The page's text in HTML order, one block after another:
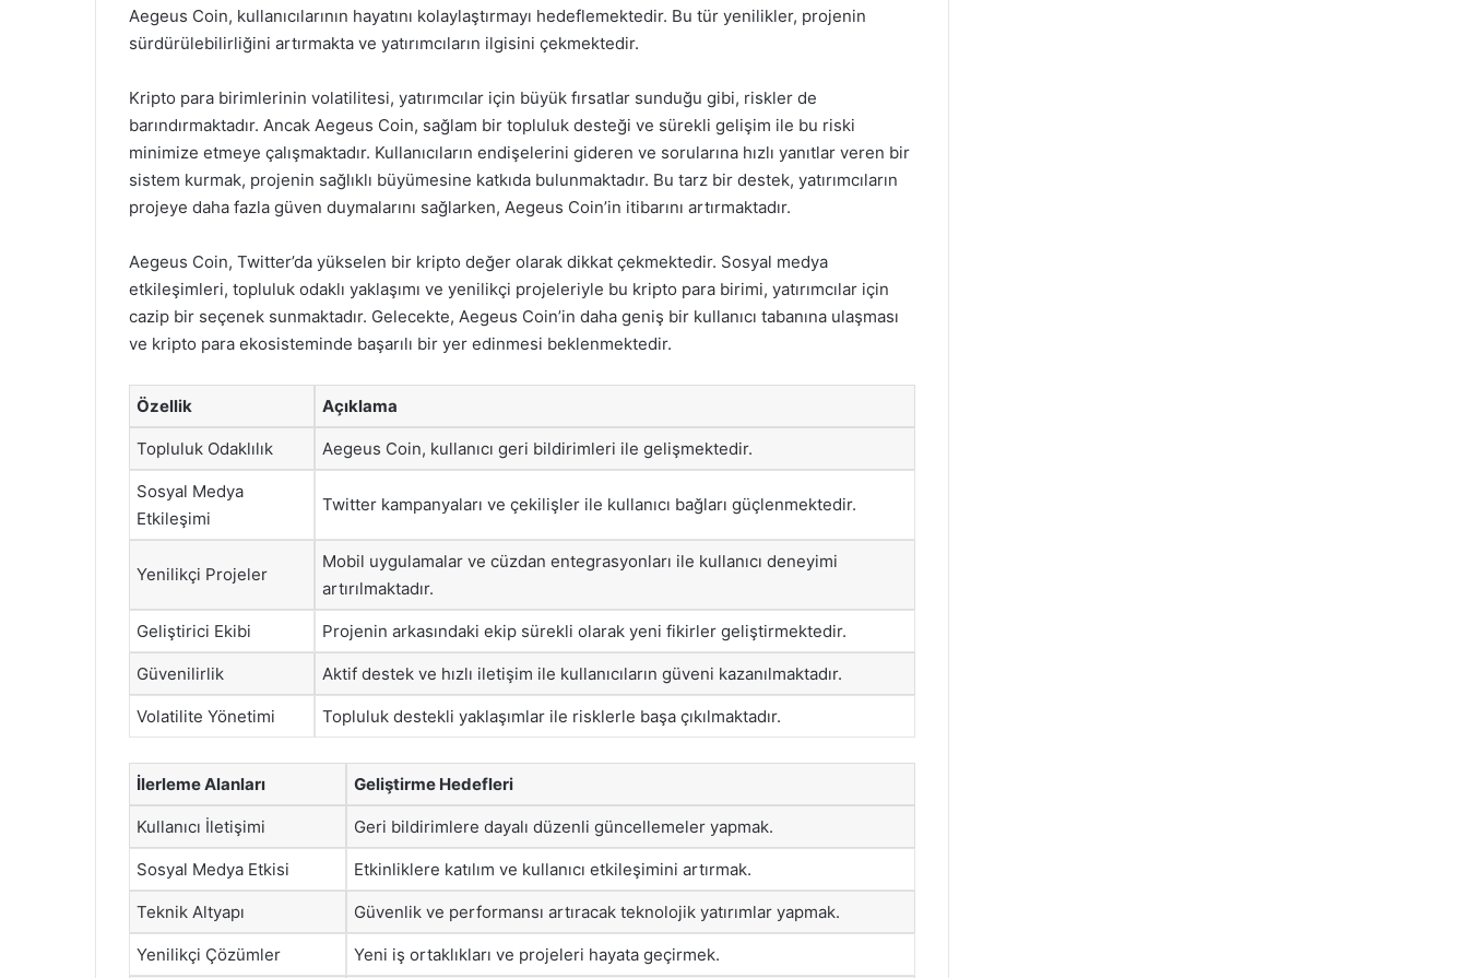
Aegeus Coin, kullanıcılarının hayatını kolaylaştırmayı hedeflemektedir. Bu tür yenilikler, projenin
sürdürülebilirliğini artırmakta ve yatırımcıların ilgisini çekmektedir.
Kripto para birimlerinin volatilitesi, yatırımcılar için büyük fırsatlar sunduğu gibi, riskler de
barındırmaktadır. Ancak Aegeus Coin, sağlam bir topluluk desteği ve sürekli gelişim ile bu riski
minimize etmeye çalışmaktadır. Kullanıcıların endişelerini gideren ve sorularına hızlı yanıtlar veren bir
sistem kurmak, projenin sağlıklı büyümesine katkıda bulunmaktadır. Bu tarz bir destek, yatırımcıların
projeye daha fazla güven duymalarını sağlarken, Aegeus Coin’in itibarını artırmaktadır.
Aegeus Coin, Twitter’da yükselen bir kripto değer olarak dikkat çekmektedir. Sosyal medya
etkileşimleri, topluluk odaklı yaklaşımı ve yenilikçi projeleriyle bu kripto para birimi, yatırımcılar için
cazip bir seçenek sunmaktadır. Gelecekte, Aegeus Coin’in daha geniş bir kullanıcı tabanına ulaşması
ve kripto para ekosisteminde başarılı bir yer edinmesi beklenmektedir.
Özellik Açıklama
Topluluk Odaklılık Aegeus Coin, kullanıcı geri bildirimleri ile gelişmektedir.
Sosyal Medya
Etkileşimi
Twitter kampanyaları ve çekilişler ile kullanıcı bağları güçlenmektedir.
Yenilikçi Projeler
Mobil uygulamalar ve cüzdan entegrasyonları ile kullanıcı deneyimi
artırılmaktadır.
Geliştirici Ekibi Projenin arkasındaki ekip sürekli olarak yeni fikirler geliştirmektedir.
Güvenilirlik Aktif destek ve hızlı iletişim ile kullanıcıların güveni kazanılmaktadır.
Volatilite Yönetimi Topluluk destekli yaklaşımlar ile risklerle başa çıkılmaktadır.
İlerleme Alanları Geliştirme Hedefleri
Kullanıcı İletişimi Geri bildirimlere dayalı düzenli güncellemeler yapmak.
Sosyal Medya Etkisi Etkinliklere katılım ve kullanıcı etkileşimini artırmak.
Teknik Altyapı Güvenlik ve performansı artıracak teknolojik yatırımlar yapmak.
Yenilikçi Çözümler Yeni iş ortaklıkları ve projeleri hayata geçirmek.